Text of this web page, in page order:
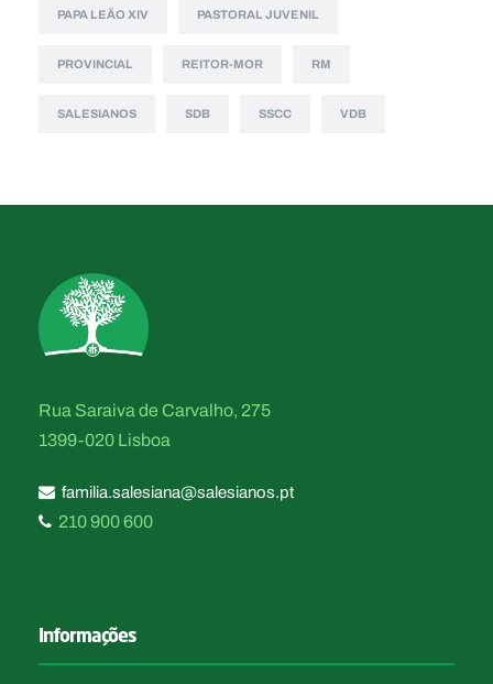
PAPA LEÃO XIV PASTORAL JUVENIL
PROVINCIAL REITOR-MOR RM
SALESIANOS SDB SSCC VDB
Rua Saraiva de Carvalho, 275
1399-020 Lisboa
familia.salesiana@salesianos.pt
210 900 600
Informações